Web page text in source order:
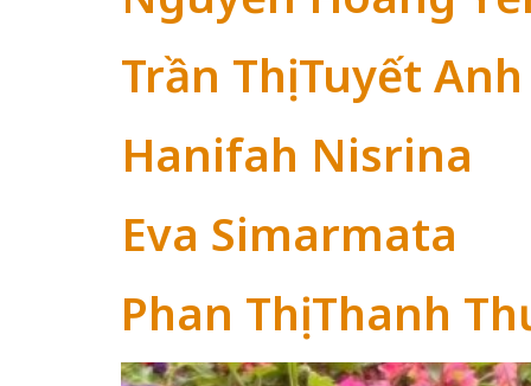
Trần Thị Tuyết Anh
Hanifah Nisrina
Eva Simarmata
Phan Thị Thanh